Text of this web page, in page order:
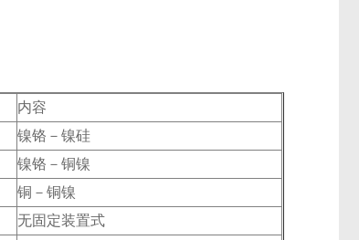
内容
镍铬－镍硅
镍铬－铜镍
铜－铜镍
无固定装置式